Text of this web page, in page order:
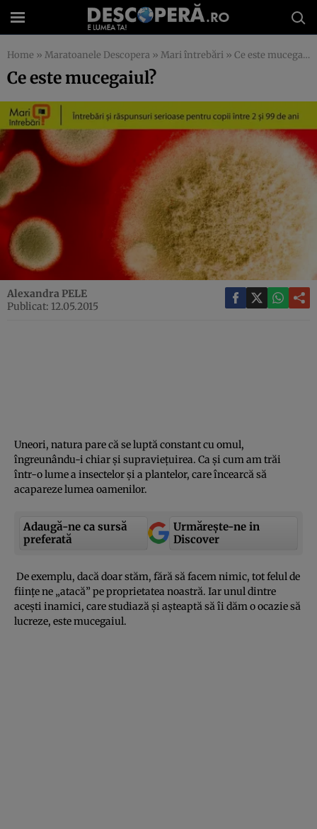
Home » Maratoanele Descopera » Mari întrebări » Ce este mucegaiul?
Ce este mucegaiul?
Alexandra PELE
Publicat: 12.05.2015
Uneori, natura pare că se luptă constant cu omul,
îngreunându-i chiar şi supravieţuirea. Ca şi cum am trăi
într-o lume a insectelor şi a plantelor, care încearcă să
acapareze lumea oamenilor.
Adaugă-ne ca sursă
preferată
Urmărește-ne in
Discover
De exemplu, dacă doar stăm, fără să facem nimic, tot felul de
fiinţe ne „atacă” pe proprietatea noastră. Iar unul dintre
aceşti inamici, care studiază şi aşteaptă să îi dăm o ocazie să
lucreze, este mucegaiul.